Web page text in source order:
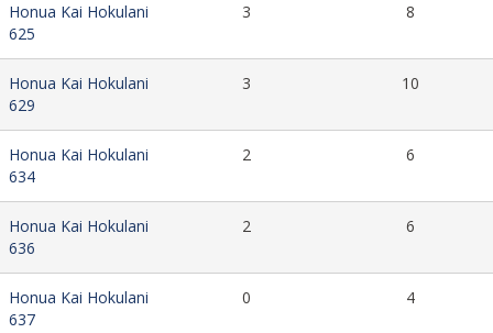
Honua Kai Hokulani
625
3 8
Honua Kai Hokulani
629
3 10
Honua Kai Hokulani
634
2 6
Honua Kai Hokulani
636
2 6
Honua Kai Hokulani
637
0 4